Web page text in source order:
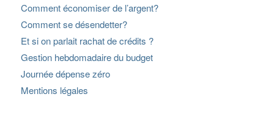
Comment économiser de l’argent?
Comment se désendetter?
Et si on parlait rachat de crédits ?
Gestion hebdomadaire du budget
Journée dépense zéro
Mentions légales